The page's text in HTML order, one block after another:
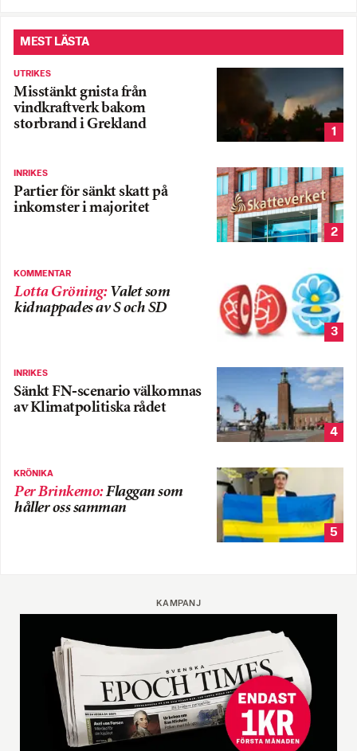
MEST LÄSTA
UTRIKES
Misstänkt gnista från
vindkraftverk bakom
storbrand i Grekland
1
INRIKES
Partier för sänkt skatt på
inkomster i majoritet
2
KOMMENTAR
Lotta Gröning: Valet som
kidnappades av S och SD
3
INRIKES
Sänkt FN-scenario välkomnas
av Klimatpolitiska rådet
4
KRÖNIKA
Per Brinkemo:Flaggan som
håller oss samman
5
KAMPANJ